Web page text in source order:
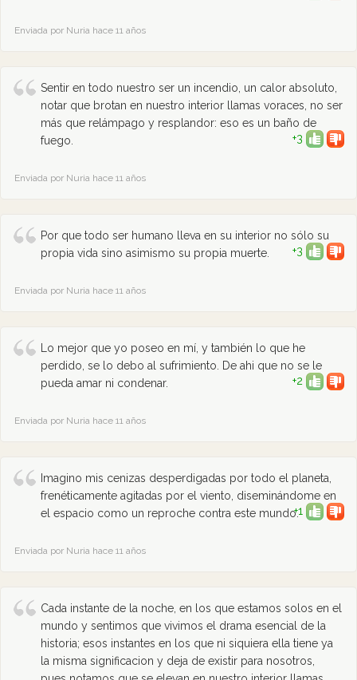
Enviada por Nuria hace 11 años
Sentir en todo nuestro ser un incendio, un calor absoluto,
notar que brotan en nuestro interior llamas voraces, no ser
más que relámpago y resplandor: eso es un baño de
fuego.
+3
Enviada por Nuria hace 11 años
Por que todo ser humano lleva en su interior no sólo su
propia vida sino asimismo su propia muerte.
+3
Enviada por Nuria hace 11 años
Lo mejor que yo poseo en mí, y también lo que he
perdido, se lo debo al sufrimiento. De ahi que no se le
pueda amar ni condenar.
+2
Enviada por Nuria hace 11 años
Imagino mis cenizas desperdigadas por todo el planeta,
frenéticamente agitadas por el viento, diseminándome en
el espacio como un reproche contra este mundo.+1
Enviada por Nuria hace 11 años
Cada instante de la noche, en los que estamos solos en el
mundo y sentimos que vivimos el drama esencial de la
historia; esos instantes en los que ni siquiera ella tiene ya
la misma significacion y deja de existir para nosotros,